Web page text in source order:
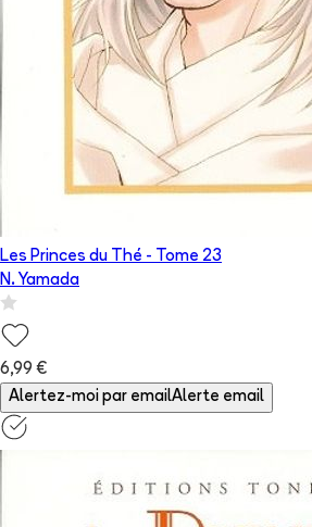
Les Princes du Thé - Tome 23
N. Yamada
6,99 €
Alertez-moi par emailAlerte email